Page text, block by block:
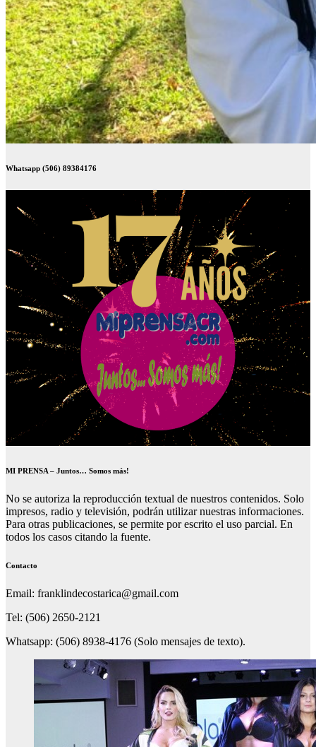
Whatsapp (506) 89384176
MI PRENSA – Juntos… Somos más!
No se autoriza la reproducción textual de nuestros contenidos. Solo
impresos, radio y televisión, podrán utilizar nuestras informaciones.
Para otras publicaciones, se permite por escrito el uso parcial. En
todos los casos citando la fuente.
Contacto
Email: franklindecostarica@gmail.com
Tel: (506) 2650-2121
Whatsapp: (506) 8938-4176 (Solo mensajes de texto).